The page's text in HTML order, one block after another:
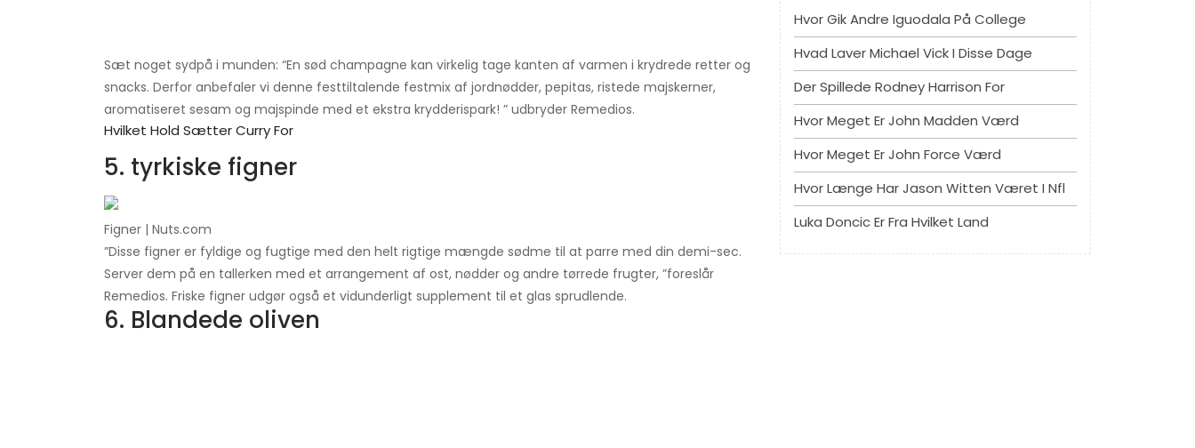
Sæt noget sydpå i munden: “En sød champagne kan virkelig tage kanten af ​​varmen i krydrede retter og
snacks. Derfor anbefaler vi denne festtiltalende festmix af jordnødder, pepitas, ristede majskerner,
aromatiseret sesam og majspinde med et ekstra krydderispark! ” udbryder Remedios.
Hvilket Hold Sætter Curry For
5. tyrkiske figner
Figner | Nuts.com
”Disse figner er fyldige og fugtige med den helt rigtige mængde sødme til at parre med din demi-sec.
Server dem på en tallerken med et arrangement af ost, nødder og andre tørrede frugter, ”foreslår
Remedios. Friske figner udgør også et vidunderligt supplement til et glas sprudlende.
6. Blandede oliven
Hvor Gik Andre Iguodala På College
Hvad Laver Michael Vick I Disse Dage
Der Spillede Rodney Harrison For
Hvor Meget Er John Madden Værd
Hvor Meget Er John Force Værd
Hvor Længe Har Jason Witten Været I Nfl
Luka Doncic Er Fra Hvilket Land